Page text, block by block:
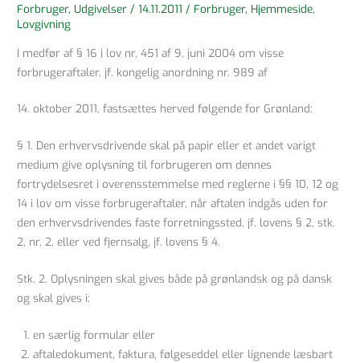
Forbruger, Udgivelser /14.11.2011/ Forbruger, Hjemmeside,
Lovgivning
I medfør af § 16 i lov nr. 451 af 9. juni 2004 om visse
forbrugeraftaler, jf. kongelig anordning nr. 989 af
14. oktober 2011, fastsættes herved følgende for Grønland:
§ 1. Den erhvervsdrivende skal på papir eller et andet varigt
medium give oplysning til forbrugeren om dennes
fortrydelsesret i overensstemmelse med reglerne i §§ 10, 12 og
14 i lov om visse forbrugeraftaler, når aftalen indgås uden for
den erhvervsdrivendes faste forretningssted, jf. lovens § 2, stk.
2, nr. 2, eller ved fjernsalg, jf. lovens § 4.
Stk. 2. Oplysningen skal gives både på grønlandsk og på dansk
og skal gives i:
en særlig formular eller
aftaledokument, faktura, følgeseddel eller lignende læsbart